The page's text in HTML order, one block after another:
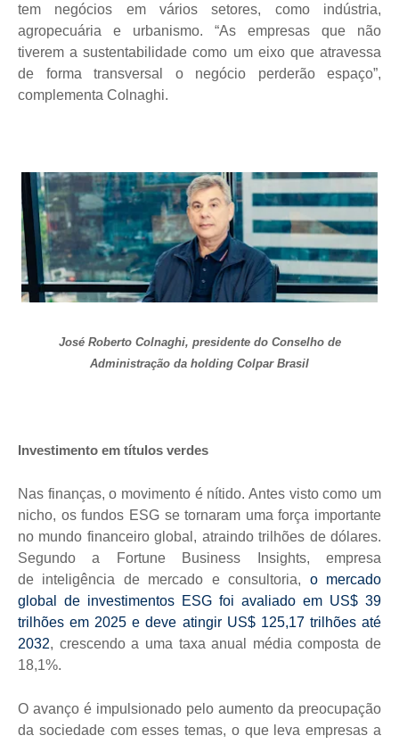
tem negócios em vários setores, como indústria,
agropecuária e urbanismo. “As empresas que não
tiverem a sustentabilidade como um eixo que atravessa
de forma transversal o negócio perderão espaço”,
complementa Colnaghi.
José Roberto Colnaghi, presidente do Conselho de
Administração da holding Colpar Brasil
Investimento em títulos verdes
Nas finanças, o movimento é nítido. Antes visto como um
nicho, os fundos ESG se tornaram uma força importante
no mundo financeiro global, atraindo trilhões de dólares.
Segundo a Fortune Business Insights, empresa
de inteligência de mercado e consultoria, o mercado
global de investimentos ESG foi avaliado em US$ 39
trilhões em 2025 e deve atingir US$ 125,17 trilhões até
2032, crescendo a uma taxa anual média composta de
18,1%.
O avanço é impulsionado pelo aumento da preocupação
da sociedade com esses temas, o que leva empresas a